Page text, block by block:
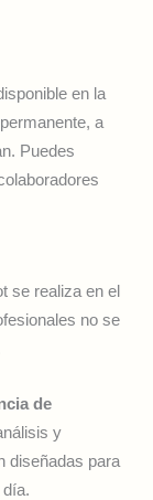
en la
a
Puedes
se realiza en el
no se
de
y
diseñadas para